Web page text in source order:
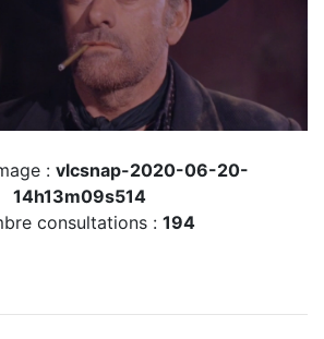
: vlcsnap-2020-06-20-
14h13m09s514
consultations : 194